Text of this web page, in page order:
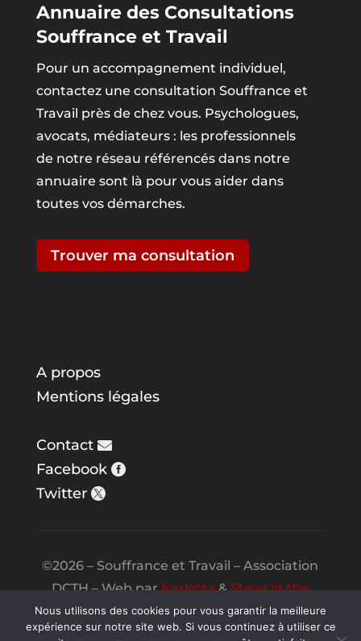
Annuaire des Consultations
Souffrance et Travail
Pour un accompagnement individuel,
contactez une consultation Souffrance et
Travail près de chez vous. Psychologues,
avocats, médiateurs : les professionnels
de notre réseau référencés dans notre
annuaire sont là pour vous aider dans
toutes vos démarches.
Trouver ma consultation
A propos
Mentions légales
Contact
Facebook
Twitter
©2026 – Souffrance et Travail – Association
DCTH – Web parKarlotta&Steve in the
Night
Nous utilisons des cookies pour vous garantir la meilleure
expérience sur notre site web. Si vous continuez à utiliser ce